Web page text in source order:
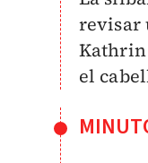
revisar
el